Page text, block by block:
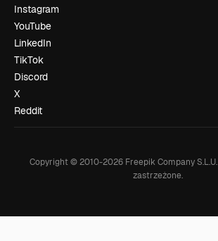
Instagram
YouTube
LinkedIn
TikTok
Discord
X
Reddit
Copyright © 2010-2026Freepik Company S.L.U.
zastrzeżone.